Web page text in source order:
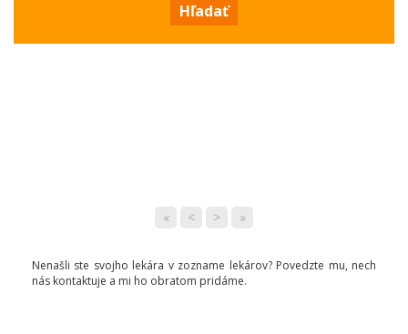
Hľadať
« < > »
Nenašli ste svojho lekára v zozname lekárov? Povedzte mu, nech
nás kontaktuje a mi ho obratom pridáme.